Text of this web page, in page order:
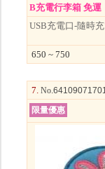
B充電行李箱 免運
USB充電口-隨時
650 ~ 750
7. No.64109071701
限量優惠